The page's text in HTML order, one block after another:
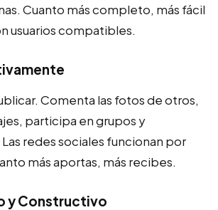
Cuanto más completo, más fácil
usuarios compatibles.
Comenta las fotos de otros,
participa en grupos y
redes sociales funcionan por
más aportas, más recibes.
y Constructivo